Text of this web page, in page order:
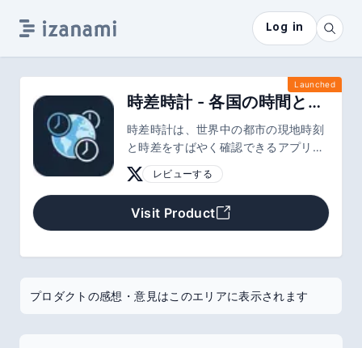
Log in
Launched
時差時計 - 各国の時間と時差をチェック
時差時計は、世界中の都市の現地時刻
と時差をすばやく確認できるアプリで
す
レビューする
Visit Product
プロダクトの感想・意見はこのエリアに表示されます